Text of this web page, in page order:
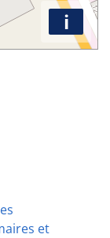
i
et